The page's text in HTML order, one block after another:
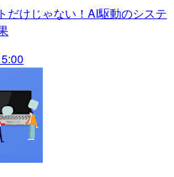
だけじゃない！AI駆動のシステ